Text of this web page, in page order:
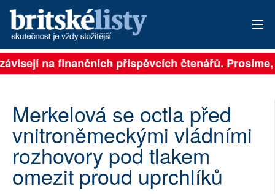
PŘIHLÁSIT
ARCHIV
ROZHOVORY
TÉMATA
na finančních příspěvcích čtenářů. Prosíme,
Merkelová se octla před
vnitroněmeckými vládními
rozhovory pod tlakem
omezit proud uprchlíků